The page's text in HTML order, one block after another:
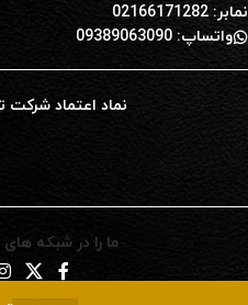
نمابر: 02166171282
واتساپ: 09389063090
نماد اعتماد شرکت
ما را در شبکه